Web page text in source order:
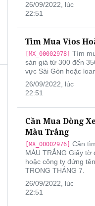
26/09/2022, lúc
22:51
Tìm Mua Vios
[MX_00002978]
Tìm
sàn giá từ 300 đến
vực Sài Gòn hoặc
26/09/2022, lúc
22:51
Cần Mua Dòng
Màu Trắng
[MX_00002976]
Cần
MÀU TRẮNG Giấy tờ
hoặc công ty đứng
TRONG THÁNG 7.
26/09/2022, lúc
22:51